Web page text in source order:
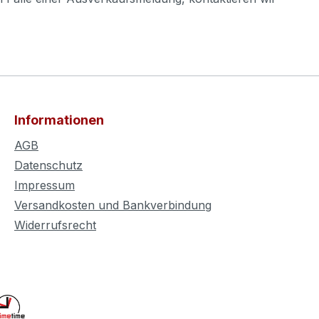
Informationen
AGB
Datenschutz
Impressum
Versandkosten und Bankverbindung
Widerrufsrecht